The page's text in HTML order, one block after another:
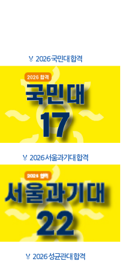
🏅 2026 국민대 합격
🏅 2026 서울과기대 합격
🏅 2026 성균관대 합격